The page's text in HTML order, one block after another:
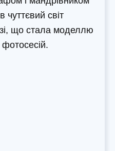
чуттєвий світ
що стала моделлю